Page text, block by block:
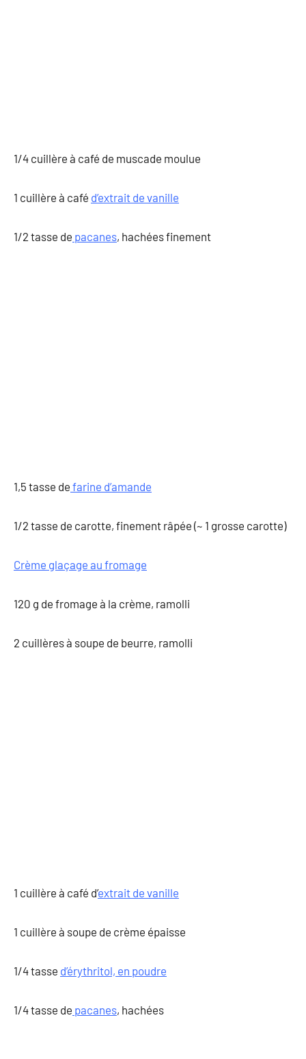
1/4 cuillère à café de muscade moulue
1 cuillère à café d’extrait de vanille
1/2 tasse de pacanes, hachées finement
1,5 tasse de farine d’amande
1/2 tasse de carotte, finement râpée (~ 1 grosse carotte)
Crème glaçage au fromage
120 g de fromage à la crème, ramolli
2 cuillères à soupe de beurre, ramolli
1 cuillère à café d’extrait de vanille
1 cuillère à soupe de crème épaisse
1/4 tasse d’érythritol, en poudre
1/4 tasse de pacanes, hachées